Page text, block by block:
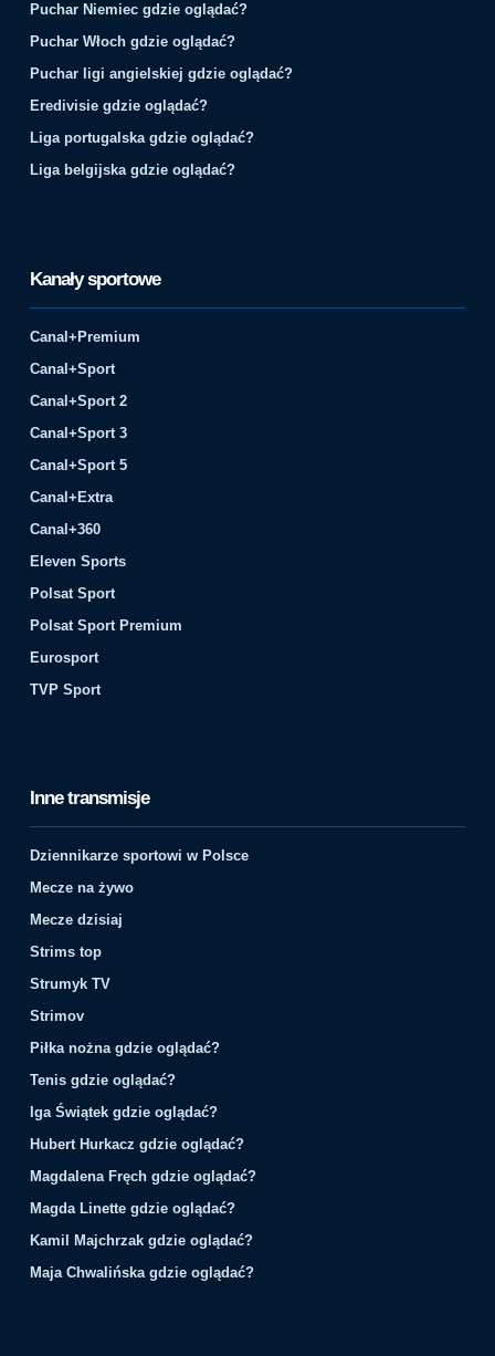
Puchar Niemiec gdzie oglądać?
Puchar Włoch gdzie oglądać?
Puchar ligi angielskiej gdzie oglądać?
Eredivisie gdzie oglądać?
Liga portugalska gdzie oglądać?
Liga belgijska gdzie oglądać?
Kanały sportowe
Canal+Premium
Canal+Sport
Canal+Sport 2
Canal+Sport 3
Canal+Sport 5
Canal+Extra
Canal+360
Eleven Sports
Polsat Sport
Polsat Sport Premium
Eurosport
TVP Sport
Inne transmisje
Dziennikarze sportowi w Polsce
Mecze na żywo
Mecze dzisiaj
Strims top
Strumyk TV
Strimov
Piłka nożna gdzie oglądać?
Tenis gdzie oglądać?
Iga Świątek gdzie oglądać?
Hubert Hurkacz gdzie oglądać?
Magdalena Fręch gdzie oglądać?
Magda Linette gdzie oglądać?
Kamil Majchrzak gdzie oglądać?
Maja Chwalińska gdzie oglądać?